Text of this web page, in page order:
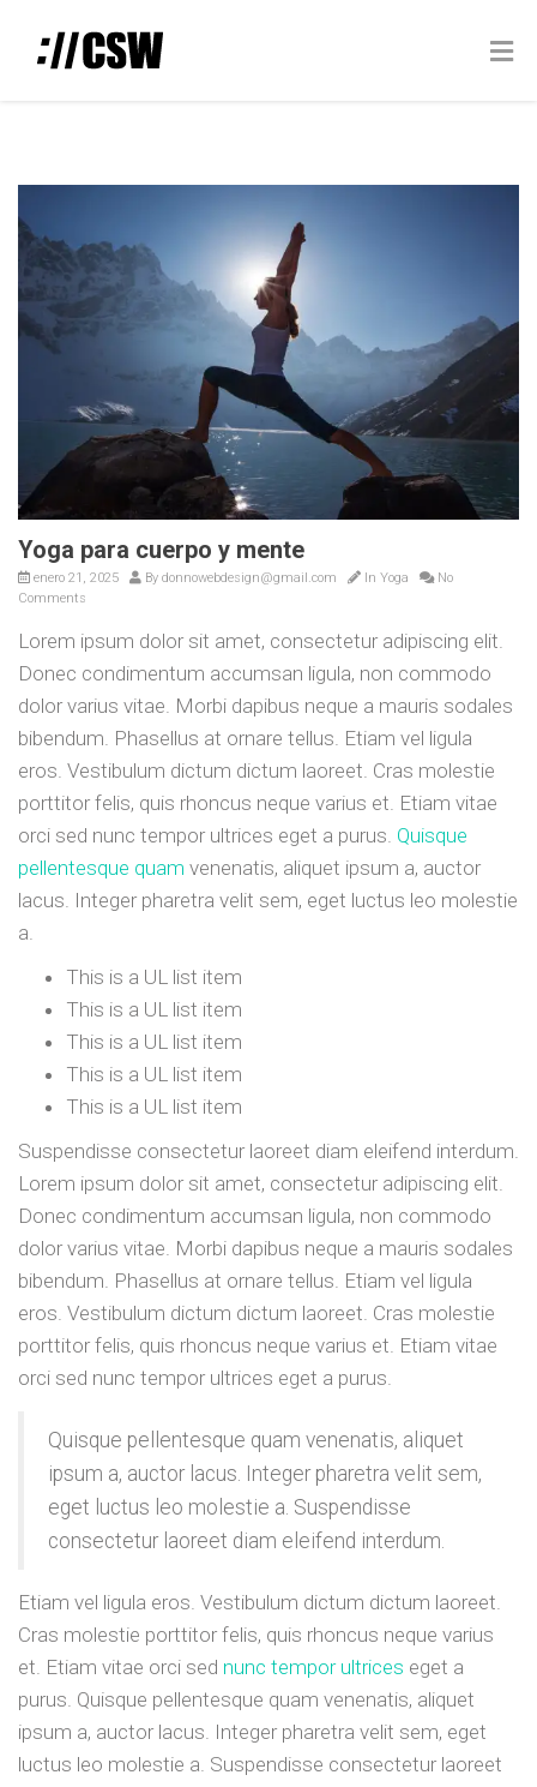
Yoga para cuerpo y mente
enero 21, 2025 By donnowebdesign@gmail.com In Yoga
No
Comments
Lorem ipsum dolor sit amet, consectetur adipiscing elit.
Donec condimentum accumsan ligula, non commodo
dolor varius vitae. Morbi dapibus neque a mauris sodales
bibendum. Phasellus at ornare tellus. Etiam vel ligula
eros. Vestibulum dictum dictum laoreet. Cras molestie
porttitor felis, quis rhoncus neque varius et. Etiam vitae
orci sed nunc tempor ultrices eget a purus. Quisque
pellentesque quam venenatis, aliquet ipsum a, auctor
lacus. Integer pharetra velit sem, eget luctus leo molestie
a.
This is a UL list item
This is a UL list item
This is a UL list item
This is a UL list item
This is a UL list item
Suspendisse consectetur laoreet diam eleifend interdum.
Lorem ipsum dolor sit amet, consectetur adipiscing elit.
Donec condimentum accumsan ligula, non commodo
dolor varius vitae. Morbi dapibus neque a mauris sodales
bibendum. Phasellus at ornare tellus. Etiam vel ligula
eros. Vestibulum dictum dictum laoreet. Cras molestie
porttitor felis, quis rhoncus neque varius et. Etiam vitae
orci sed nunc tempor ultrices eget a purus.
Quisque pellentesque quam venenatis, aliquet
ipsum a, auctor lacus. Integer pharetra velit sem,
eget luctus leo molestie a. Suspendisse
consectetur laoreet diam eleifend interdum.
Etiam vel ligula eros. Vestibulum dictum dictum laoreet.
Cras molestie porttitor felis, quis rhoncus neque varius
et. Etiam vitae orci sed nunc tempor ultrices eget a
purus. Quisque pellentesque quam venenatis, aliquet
ipsum a, auctor lacus. Integer pharetra velit sem, eget
luctus leo molestie a. Suspendisse consectetur laoreet